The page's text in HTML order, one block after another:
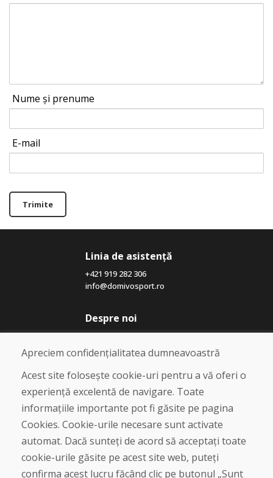
Nume și prenume
E-mail
Trimite
Linia de asistență
+421 919 282 306
info@domivosport.ro
Despre noi
Blog
Despre noi
Magazin
Contact
Cumpărare
Magazin online
Livrare și plată
Plângere
Retur și schimb de mărfuri
Apreciem confidențialitatea dumneavoastră
Acest site folosește cookie-uri pentru a vă oferi o
experiență excelentă de navigare. Toate
informațiile importante pot fi găsite pe pagina
Cookies. Cookie-urile necesare sunt activate
automat. Dacă sunteți de acord să acceptați toate
cookie-urile găsite pe acest site web, puteți
confirma acest lucru făcând clic pe butonul „Sunt